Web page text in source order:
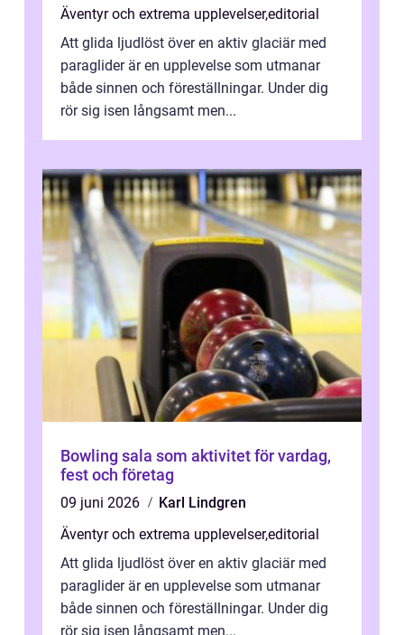
Äventyr och extrema upplevelser,editorial
Att glida ljudlöst över en aktiv glaciär med
paraglider är en upplevelse som utmanar
både sinnen och föreställningar. Under dig
rör sig isen långsamt men...
Bowling sala som aktivitet för vardag,
fest och företag
09 juni 2026
Karl Lindgren
Äventyr och extrema upplevelser,editorial
Att glida ljudlöst över en aktiv glaciär med
paraglider är en upplevelse som utmanar
både sinnen och föreställningar. Under dig
rör sig isen långsamt men...